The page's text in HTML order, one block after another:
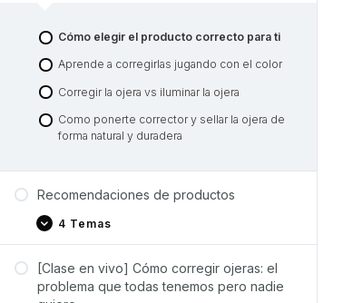
Cómo elegir el producto correcto para ti
Aprende a corregirlas jugando con el color
Corregir la ojera vs iluminar la ojera
Como ponerte corrector y sellar la ojera de
forma natural y duradera
Recomendaciones de productos
4 Temas
[Clase en vivo] Cómo corregir ojeras: el
problema que todas tenemos pero nadie